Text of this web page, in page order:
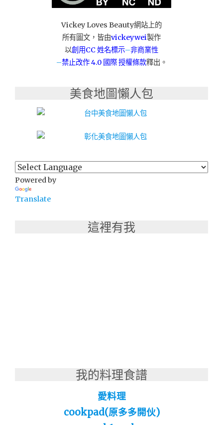
北
古
老
印
記
Vickey Loves Beauty網站上的
所有圖文，皆由vickeywei製作
以創用CC 姓名標示–非商業性
–禁止改作4.0 國際 授權條款釋出。
美食地圖懶人包
Powered by
Translate
這裡有我
我的料理食譜
愛料理
cookpad(原多多開伙)